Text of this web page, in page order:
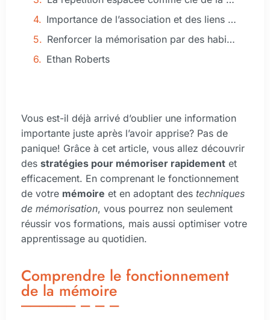
Importance de l’association et des liens mnémotechniques
Renforcer la mémorisation par des habitudes de vie saines
Ethan Roberts
Vous est-il déjà arrivé d’oublier une information
importante juste après l’avoir apprise? Pas de
panique! Grâce à cet article, vous allez découvrir
des stratégies pour mémoriser rapidement et
efficacement. En comprenant le fonctionnement
de votre mémoire et en adoptant des techniques
de mémorisation, vous pourrez non seulement
réussir vos formations, mais aussi optimiser votre
apprentissage au quotidien.
Comprendre le fonctionnement
de la mémoire